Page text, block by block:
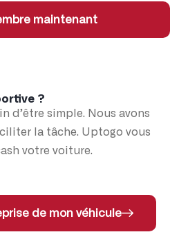
maintenant
?
d’être simple. Nous avons
la tâche. Uptogo vous
votre voiture.
de mon véhicule